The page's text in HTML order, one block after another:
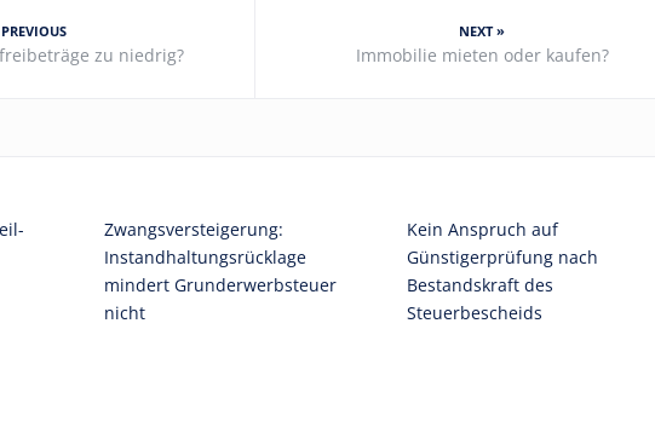
zu niedrig?
NEXT »
Immobilie mieten oder kaufen?
Zwangsversteigerung:
Instandhaltungsrücklage
mindert Grunderwerbsteuer
nicht
Kein Anspruch auf
Günstigerprüfung nach
Bestandskraft des
Steuerbescheids